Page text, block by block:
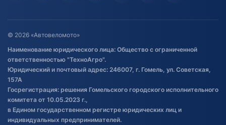
Оставить отзыв
Договор публичной оферты
Обработка файлов cookie
Постановка транспорта на учет
Обновления в ЭПТС 2024
© 2026 «Автовеломото»
Наименование юридического лица: Общество с ограниченной
ответственностью "ТехноАгро".
Юридический и почтовый адрес: 246007, г. Гомель, ул. Советская,
157А
Госрегистрация: решения Гомельского городского исполнительного
комитета от 10.05.2023 г.,
в Едином государственном регистре юридических лиц и
индивидуальных предпринимателей.